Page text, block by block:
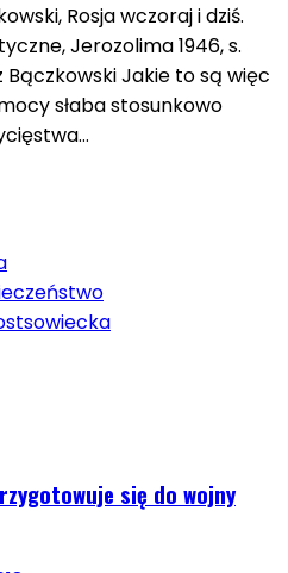
Rosja wczoraj i dziś.
Jerozolima 1946, s.
Bączkowski Jakie to są więc
słaba stosunkowo
się do wojny